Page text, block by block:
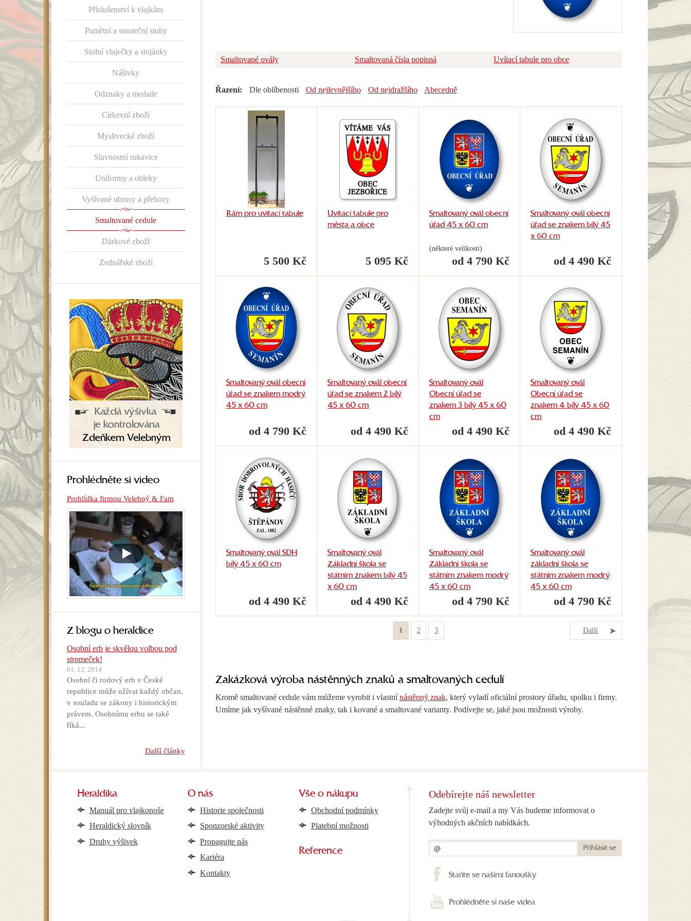
Smaltované ovály Smaltovaná čísla popisná Uvítací tabule pro obce
Řazení: Dle oblíbenosti Od nejlevnějšího Od nejdražšího Abecedně
Rám pro uvítací tabule
5 500 Kč
Uvítací tabule pro
města a obce
5 095 Kč
Smaltovaný ovál obecní
úřad 45 x 60 cm
(některé velikosti)
od 4 790 Kč
Smaltovaný ovál obecní
úřad se znakem bílý 45
x 60 cm
od 4 490 Kč
Smaltovaný ovál obecní
úřad se znakem modrý
45 x 60 cm
od 4 790 Kč
Smaltovaný ovál obecní
úřad se znakem 2 bílý
45 x 60 cm
od 4 490 Kč
Smaltovaný ovál
Obecní úřad se
znakem 3 bílý 45 x 60
cm
od 4 490 Kč
Smaltovaný ovál
Obecní úřad se
znakem 4 bílý 45 x 60
cm
od 4 490 Kč
Smaltovaný ovál SDH
bílý 45 x 60 cm
od 4 490 Kč
Smaltovaný ovál
Základní škola se
státním znakem bílý 45
x 60 cm
od 4 490 Kč
Smaltovaný ovál
Základní škola se
státním znakem modrý
45 x 60 cm
od 4 790 Kč
Smaltovaný ovál
základní škola se
státním znakem modrý
45 x 60 cm
od 4 790 Kč
1 2 3 Další
Zakázková výroba nástěnných znaků a smaltovaných cedulí
Kromě smaltované cedule vám můžeme vyrobit i vlastnínástěnný znak, který vyladí oficiální prostory úřadu, spolku i firmy.
Umíme jak vyšívané nástěnné znaky, tak i kované a smaltované varianty. Podívejte se, jaké jsou možnosti výroby.
Příslušenství k vlajkám
Pamětní a smuteční stuhy
Stolní vlaječky a stojánky
Nášivky
Odznaky a medaile
Církevní zboží
Myslivecké zboží
Slavnostní rukavice
Uniformy a obleky
Vyšívané ubrusy a přehozy
Smaltované cedule
Dárkové zboží
Zednářské zboží
Prohlédněte si video
Prohlídka firmou Velebný & Fam
Z blogu o heraldice
Osobní erb je skvělou volbou pod
stromeček!
01. 12. 2014
Osobní či rodový erb v České
republice může užívat každý občan,
v souladu se zákony i historickým
právem. Osobnímu erbu se také
říká...
Další články
Heraldika
Manuál pro vlajkonoše
Heraldický slovník
Druhy výšivek
O nás
Historie společnosti
Sponzorské aktivity
Propagujte nás
Kariéra
Kontakty
Vše o nákupu
Obchodní podmínky
Platební možnosti
Reference
Odebírejte náš newsletter
Zadejte svůj e-mail a my Vás budeme informovat o
výhodných akčních nabídkách.
Přihlásit se
Staňte se našimi fanoušky
Prohlédněte si naše videa